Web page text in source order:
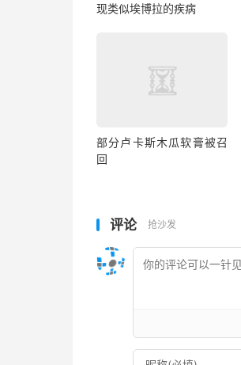
现类似埃博拉的疾病
部分卢卡斯木瓜软膏被召
回
评论 抢沙发